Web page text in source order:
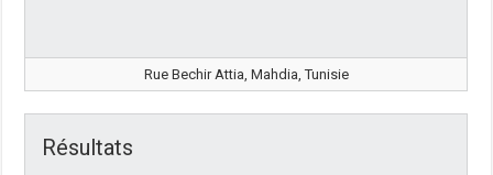
Rue Bechir Attia, Mahdia, Tunisie
Résultats